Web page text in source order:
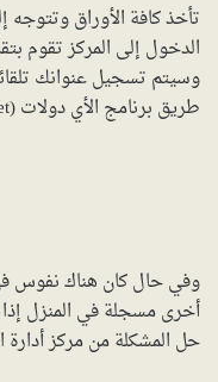
تأخذ كافة الأوراق وتتوجه
الدخول إلى المركز تقوم
وسيتم تسجيل عنوانك
طريق برنامج الأي دولات (e- devlet).
وفي حال كان هناك نفوس
أخرى مسجلة في المنزل إذا
حل المشكلة من مركز أدارة